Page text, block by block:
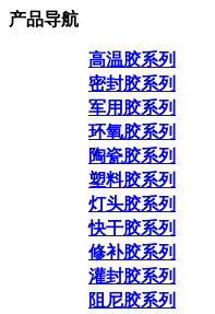
产品导航
高温胶系列
密封胶系列
军用胶系列
环氧胶系列
陶瓷胶系列
塑料胶系列
灯头胶系列
快干胶系列
修补胶系列
灌封胶系列
阻尼胶系列